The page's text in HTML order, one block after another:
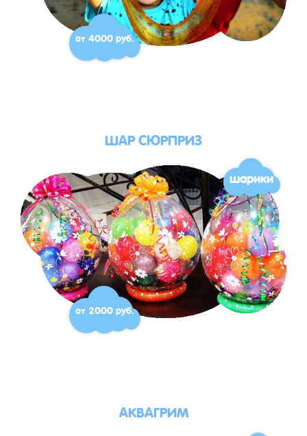
от 4000 руб.
ШАР СЮРПРИЗ
шарики
от 2000 руб.
АКВАГРИМ